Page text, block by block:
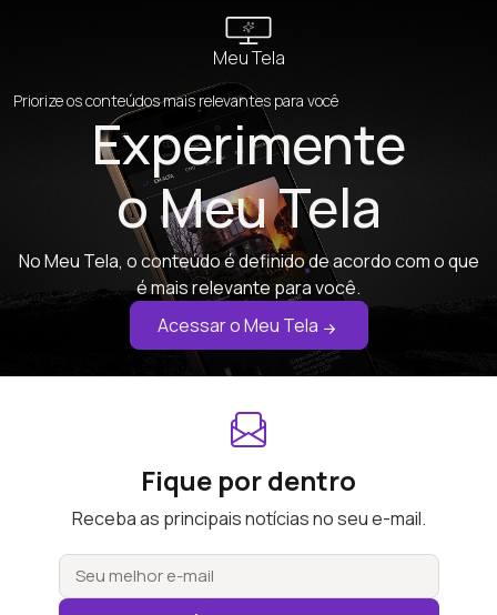
Meu Tela
Priorize os conteúdos mais relevantes para você
Experimente
o Meu Tela
No Meu Tela, o conteúdo é definido de acordo com o que
é mais relevante para você.
Acessar o Meu Tela
Fique por dentro
Receba as principais notícias no seu e-mail.